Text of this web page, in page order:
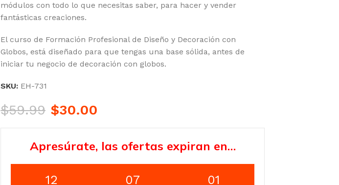
módulos con todo lo que necesitas saber, para hacer y vender
fantásticas creaciones.
El curso de Formación Profesional de Diseño y Decoración con
Globos, está diseñado para que tengas una base sólida, antes de
iniciar tu negocio de decoración con globos.
SKU: EH-731
$59.99 $30.00
Apresúrate, las ofertas expiran en…
12 07 00